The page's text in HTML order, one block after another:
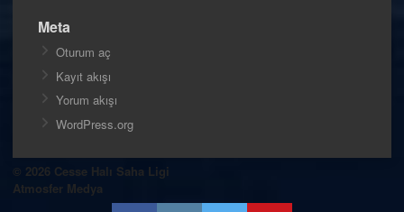
Meta
Oturum aç
Kayıt akışı
Yorum akışı
WordPress.org
© 2026 Cesse Halı Saha Ligi
Atmosfer Medya